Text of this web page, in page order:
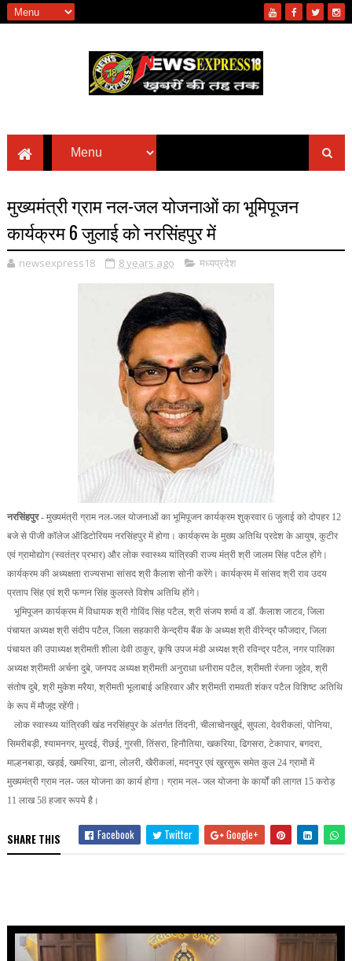
मुख्यमंत्री ग्राम नल-जल योजनाओं का भूमिपूजन
कार्यक्रम 6 जुलाई को नरसिंहपुर में
newsexpress18 8 years ago मध्यप्रदेश
नरसिंहपुर- मुख्यमंत्री ग्राम नल-जल योजनाओं का भूमिपूजन कार्यक्रम शुक्रवार 6 जुलाई को दोपहर 12
बजे से पीजी कॉलेज ऑडिटोरियम नरसिंहपुर में होगा। कार्यक्रम के मुख्य अतिथि प्रदेश के आयुष, कुटीर
एवं ग्रामोद्योग (स्वतंत्र प्रभार) और लोक स्वास्थ्य यांत्रिकी राज्य मंत्री श्री जालम सिंह पटैल होंगे।
कार्यक्रम की अध्यक्षता राज्यसभा सांसद श्री कैलाश सोनी करेंगे। कार्यक्रम में सांसद श्री राव उदय
प्रताप सिंह एवं श्री फग्गन सिंह कुलस्ते विशेष अतिथि होंगे।
भूमिपूजन कार्यक्रम में विधायक श्री गोविंद सिंह पटैल, श्री संजय शर्मा व डॉ. कैलाश जाटव, जिला
पंचायत अध्यक्ष श्री संदीप पटैल, जिला सहकारी केन्द्रीय बैंक के अध्यक्ष श्री वीरेन्द्र फौजदार, जिला
पंचायत की उपाध्यक्ष श्रीमती शीला देवी ठाकुर, कृषि उपज मंडी अध्यक्ष श्री रविन्द्र पटैल, नगर पालिका
अध्यक्ष श्रीमती अर्चना दुबे, जनपद अध्यक्ष श्रीमती अनुराधा धनीराम पटैल, श्रीमती रंजना जूदेव, श्री
संतोष दुबे, श्री मुकेश मरैया, श्रीमती भूलाबाई अहिरवार और श्रीमती रामवती शंकर पटैल विशिष्ट अतिथि
के रूप में मौजूद रहेंगी।
लोक स्वास्थ्य यांत्रिकी खंड नरसिंहपुर के अंतर्गत तिंदनी, चीलाचोनखुर्द, सुपला, देवरीकलां, पोनिया,
सिमरीबड़ी, श्यामनगर, मुरदई, रीछई, गुरसी, तिंसरा, हिनौतिया, खकरिया, ढिगसरा, टेकापार, बगदरा,
माल्हनबाड़ा, खड़ई, खमरिया, ढाना, लोलरी, खैरीकलां, मदनपुर एवं खुरसुरू समेत कुल 24 ग्रामों में
मुख्यमंत्री ग्राम नल- जल योजना का कार्य होगा। ग्राम नल- जल योजना के कार्यों की लागत 15 करोड़
11 लाख 58 हजार रूपये है।
SHARE THIS Facebook Twitter Google+